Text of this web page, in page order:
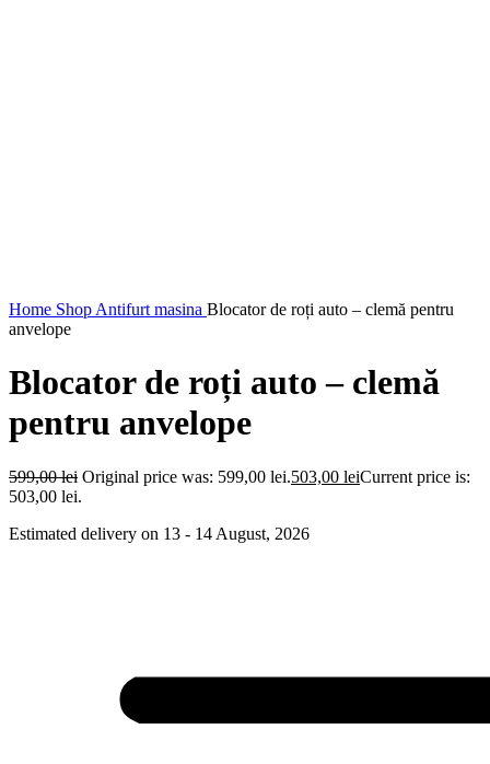
Home Shop Antifurt masina Blocator de roți auto – clemă pentru
anvelope
Blocator de roți auto – clemă
pentru anvelope
599,00lei Original price was: 599,00 lei.503,00 leiCurrent price is:
503,00 lei.
Estimated delivery on 13 - 14 August, 2026